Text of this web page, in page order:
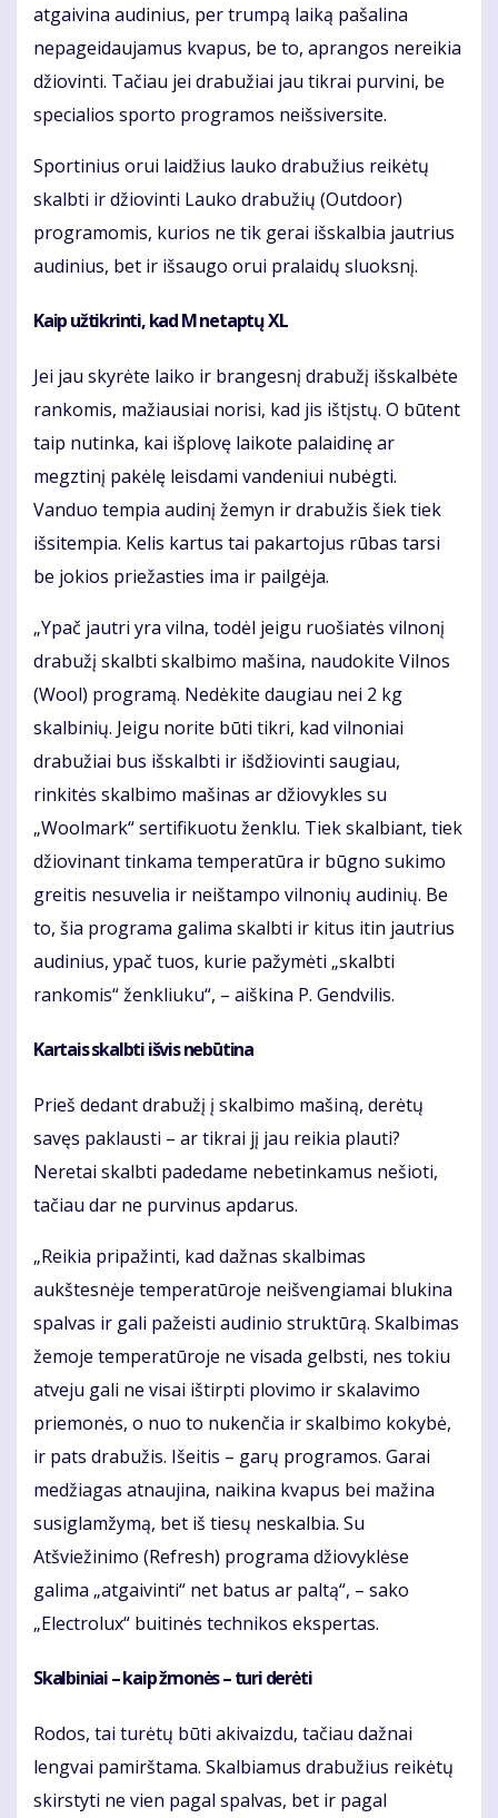
atgaivina audinius, per trumpą laiką pašalina
nepageidaujamus kvapus, be to, aprangos nereikia
džiovinti. Tačiau jei drabužiai jau tikrai purvini, be
specialios sporto programos neišsiversite.
Sportinius orui laidžius lauko drabužius reikėtų
skalbti ir džiovinti Lauko drabužių (Outdoor)
programomis, kurios ne tik gerai išskalbia jautrius
audinius, bet ir išsaugo orui pralaidų sluoksnį.
Kaip užtikrinti, kad M netaptų XL
Jei jau skyrėte laiko ir brangesnį drabužį išskalbėte
rankomis, mažiausiai norisi, kad jis ištįstų. O būtent
taip nutinka, kai išplovę laikote palaidinę ar
megztinį pakėlę leisdami vandeniui nubėgti.
Vanduo tempia audinį žemyn ir drabužis šiek tiek
išsitempia. Kelis kartus tai pakartojus rūbas tarsi
be jokios priežasties ima ir pailgėja.
„Ypač jautri yra vilna, todėl jeigu ruošiatės vilnonį
drabužį skalbti skalbimo mašina, naudokite Vilnos
(Wool) programą. Nedėkite daugiau nei 2 kg
skalbinių. Jeigu norite būti tikri, kad vilnoniai
drabužiai bus išskalbti ir išdžiovinti saugiau,
rinkitės skalbimo mašinas ar džiovykles su
„Woolmark“ sertifikuotu ženklu. Tiek skalbiant, tiek
džiovinant tinkama temperatūra ir būgno sukimo
greitis nesuvelia ir neištampo vilnonių audinių. Be
to, šia programa galima skalbti ir kitus itin jautrius
audinius, ypač tuos, kurie pažymėti „skalbti
rankomis“ ženkliuku“, – aiškina P. Gendvilis.
Kartais skalbti išvis nebūtina
Prieš dedant drabužį į skalbimo mašiną, derėtų
savęs paklausti – ar tikrai jį jau reikia plauti?
Neretai skalbti padedame nebetinkamus nešioti,
tačiau dar ne purvinus apdarus.
„Reikia pripažinti, kad dažnas skalbimas
aukštesnėje temperatūroje neišvengiamai blukina
spalvas ir gali pažeisti audinio struktūrą. Skalbimas
žemoje temperatūroje ne visada gelbsti, nes tokiu
atveju gali ne visai ištirpti plovimo ir skalavimo
priemonės, o nuo to nukenčia ir skalbimo kokybė,
ir pats drabužis. Išeitis – garų programos. Garai
medžiagas atnaujina, naikina kvapus bei mažina
susiglamžymą, bet iš tiesų neskalbia. Su
Atšviežinimo (Refresh) programa džiovyklėse
galima „atgaivinti“ net batus ar paltą“, – sako
„Electrolux“ buitinės technikos ekspertas.
Skalbiniai – kaip žmonės – turi derėti
Rodos, tai turėtų būti akivaizdu, tačiau dažnai
lengvai pamirštama. Skalbiamus drabužius reikėtų
skirstyti ne vien pagal spalvas, bet ir pagal